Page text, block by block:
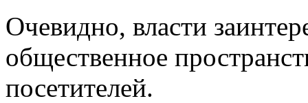
Очевидно, власти
общественное
посетителей.